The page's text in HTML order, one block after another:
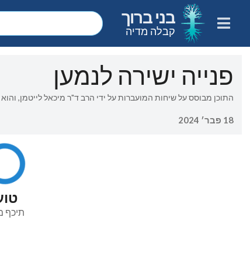
בני ברוך
קבלה מדיה
פנייה ישירה לנמען
התוכן מבוסס על שיחות המועברות על ידי הרב ד"ר מיכאל לייטמן, והוא
18 פבר׳ 2024
תיכף